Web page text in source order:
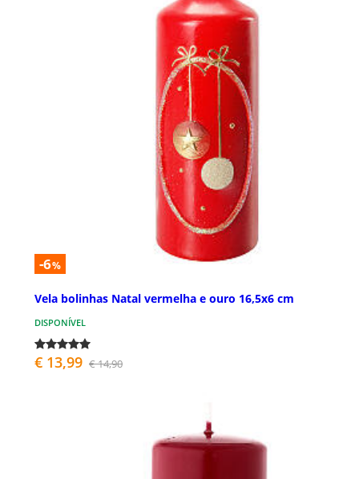
-6%
Vela bolinhas Natal vermelha e ouro 16,5x6 cm
DISPONÍVEL
€ 13,99 € 14,90